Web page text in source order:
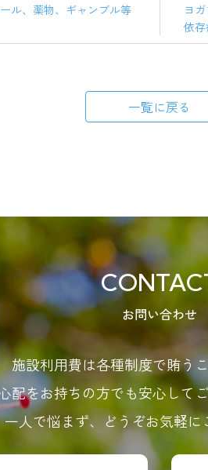
ル、薬物、ギャンブル等
ヨ
依
一覧に戻る
お問い合わせ
施設利用費は各種制度で賄う
配をお持ちの方でも安心して
一人で悩まず、どうぞお気軽に